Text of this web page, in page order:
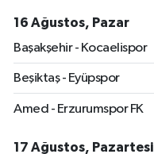
16 Ağustos, Pazar
Başakşehir - Kocaelispor
Beşiktaş - Eyüpspor
Amed - Erzurumspor FK
17 Ağustos, Pazartesi